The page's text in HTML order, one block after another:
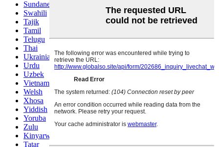
Sundanese
Swahili
Tajik
Tamil
Telugu
Thai
Ukrainian
Urdu
Uzbek
Vietnamese
Welsh
Xhosa
Yiddish
Yoruba
Zulu
Kinyarwanda
Tatar